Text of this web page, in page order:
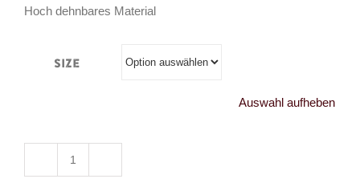
Hoch dehnbares Material
Size
Auswahl aufheben